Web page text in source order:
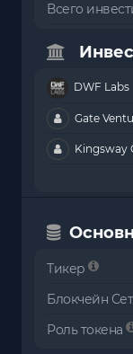
Всего
DWF Labs
Gate
Kingsway
Тикер
Блокчейн
Роль токена